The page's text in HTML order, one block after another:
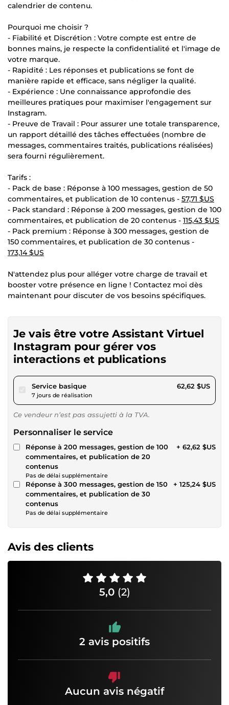
calendrier de contenu.
Pourquoi me choisir ?
- Fiabilité et Discrétion : Votre compte est entre de
bonnes mains, je respecte la confidentialité et l'image de
votre marque.
- Rapidité : Les réponses et publications se font de
manière rapide et efficace, sans négliger la qualité.
- Expérience : Une connaissance approfondie des
meilleures pratiques pour maximiser l'engagement sur
Instagram.
- Preuve de Travail : Pour assurer une totale transparence,
un rapport détaillé des tâches effectuées (nombre de
messages, commentaires traités, publications réalisées)
sera fourni régulièrement.
Tarifs :
- Pack de base : Réponse à 100 messages, gestion de 50
commentaires, et publication de 10 contenus - 57,71 $US
- Pack standard : Réponse à 200 messages, gestion de 100
commentaires, et publication de 20 contenus - 115,43 $US
- Pack premium : Réponse à 300 messages, gestion de
150 commentaires, et publication de 30 contenus -
173,14 $US
N'attendez plus pour alléger votre charge de travail et
booster votre présence en ligne ! Contactez moi dès
maintenant pour discuter de vos besoins spécifiques.
Je vais être votre Assistant Virtuel
Instagram pour gérer vos
interactions et publications
Service basiquepour 57,71 $US
7 jours de réalisation
62,62 $US
Ce vendeur n’est pas assujetti à la TVA.
Personnaliser le service
Réponse à 200 messages, gestion de 100
commentaires, et publication de 20
contenus
Pas de délai supplémentaire
+ 62,62 $US
Réponse à 300 messages, gestion de 150
commentaires, et publication de 30
contenus
Pas de délai supplémentaire
+ 125,24 $US
Avis des clients
5,0 (2)
2 avis positifs
Aucun avis négatif